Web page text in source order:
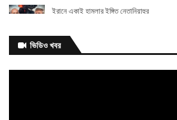
ইরানে একাই হামলার ইঙ্গিত নেতানিয়াহুর
ভিডিও খবর